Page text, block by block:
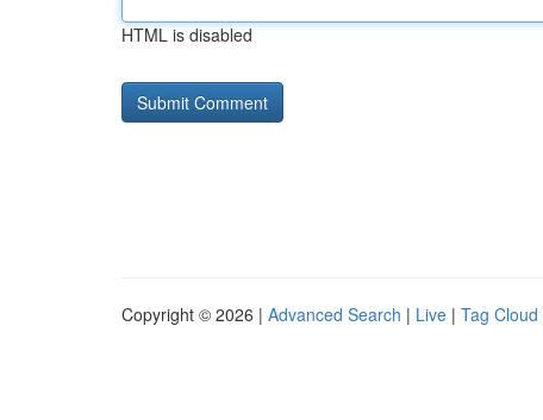
HTML is disabled
Copyright © 2026 | Advanced Search | Live | Tag Cloud